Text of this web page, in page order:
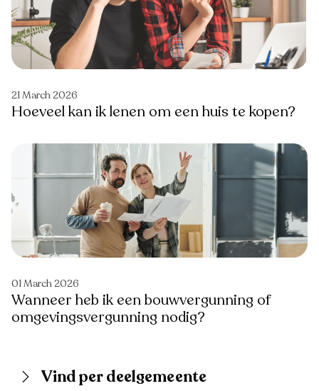
21 March 2026
Hoeveel kan ik lenen om een huis te kopen?
01 March 2026
Wanneer heb ik een bouwvergunning of
omgevingsvergunning nodig?
Vind per deelgemeente